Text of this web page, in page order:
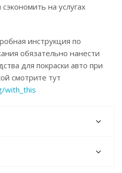
на услугах
инструкция по
обязательно нанести
для покраски авто при
смотрите тут
with_this